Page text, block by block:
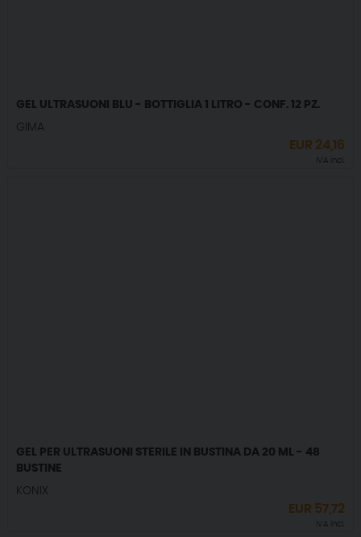
GEL ULTRASUONI BLU - BOTTIGLIA 1 LITRO - CONF. 12 PZ.
GIMA
EUR 24,16
IVA incl.
GEL PER ULTRASUONI STERILE IN BUSTINA DA 20 ML - 48
BUSTINE
KONIX
EUR 57,72
IVA incl.